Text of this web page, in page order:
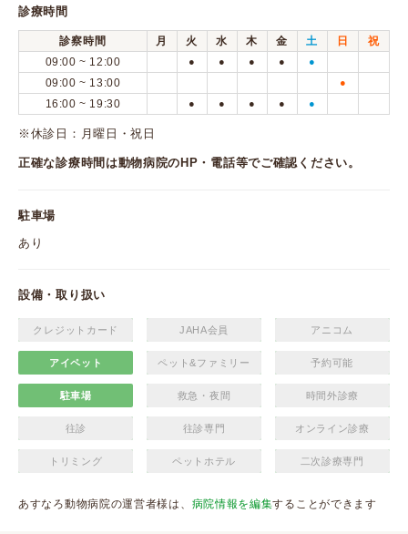
診療時間
診察時間 月 火 水 木 金 土 日
祝
09:00 ~ 12:00
● ● ● ● ●
09:00 ~ 13:00 ●
16:00 ~ 19:30 ● ● ● ● ●
※休診日：月曜日・祝日
正確な診療時間は動物病院のHP・電話等でご確認ください。
駐車場
あり
設備・取り扱い
クレジットカード JAHA会員 アニコム
アイペット ペット&ファミリー 予約可能
駐車場 救急・夜間 時間外診療
往診 往診専門 オンライン診療
トリミング ペットホテル 二次診療専門
あすなろ動物病院の運営者様は、 病院情報を編集することができます